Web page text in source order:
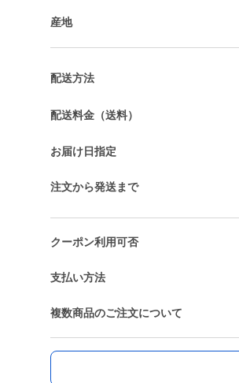
産地
配送方法
配送料金（送料）
お届け日指定
注文から発送まで
クーポン利用可否
支払い方法
複数商品のご注文について